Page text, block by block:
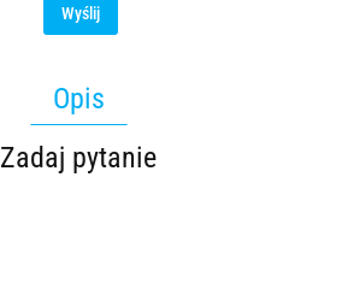
Wyślij
Opis
Zadaj pytanie